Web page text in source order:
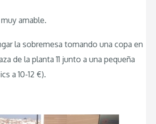
amable.
la sobremesa tomando una copa en
de la planta 11 junto a una pequeña
a 10-12 €).